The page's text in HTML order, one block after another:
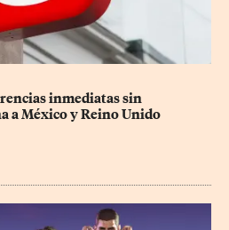
inmediatas sin
a México y Reino Unido